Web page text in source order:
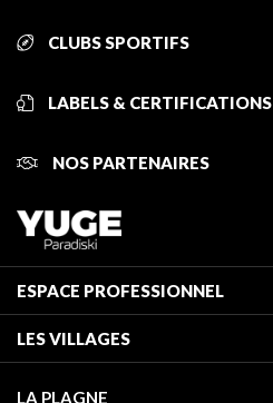
CLUBS SPORTIFS
LABELS & CERTIFICATIONS
NOS PARTENAIRES
ESPACE PROFESSIONNEL
Classement des meublés
Taxe de séjour
LES VILLAGES
LA PLAGNE